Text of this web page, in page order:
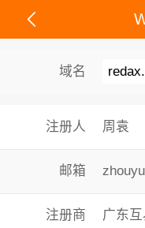
域名
注册人 周袁
邮箱
注册商 广东